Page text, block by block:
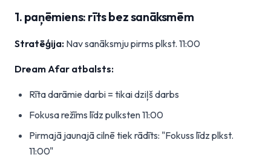
1. paņēmiens: rīts bez sanāksmēm
Stratēģija: Nav sanāksmju pirms plkst. 11:00
Dream Afar atbalsts:
Rīta darāmie darbi = tikai dziļš darbs
Fokusa režīms līdz pulksten 11:00
Pirmajā jaunajā cilnē tiek rādīts: "Fokuss līdz plkst.
11:00"